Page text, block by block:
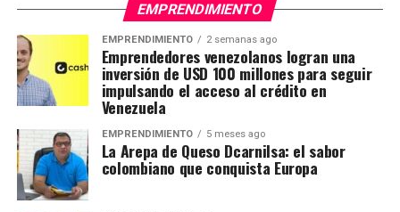
EMPRENDIMIENTO
EMPRENDIMIENTO 2 semanas ago
Emprendedores venezolanos logran una
inversión de USD 100 millones para seguir
impulsando el acceso al crédito en
Venezuela
EMPRENDIMIENTO 5 meses ago
La Arepa de Queso Dcarnilsa: el sabor
colombiano que conquista Europa